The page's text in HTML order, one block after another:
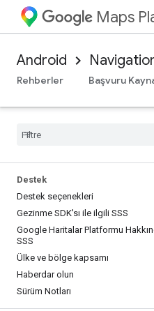
Maps
Android
Rehberler
Başvuru
Destek
Destek seçenekleri
Gezinme SDK'sı ile ilgili SSS
Google Haritalar Platformu
SSS
Ülke ve bölge kapsamı
Haberdar olun
Sürüm Notları